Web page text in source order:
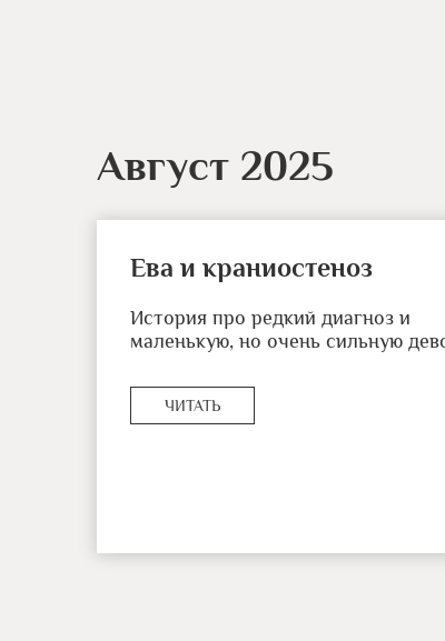
Август 2025
Ева и краниостеноз
История про редкий диагноз и
маленькую, но очень сильную
ЧИТАТЬ